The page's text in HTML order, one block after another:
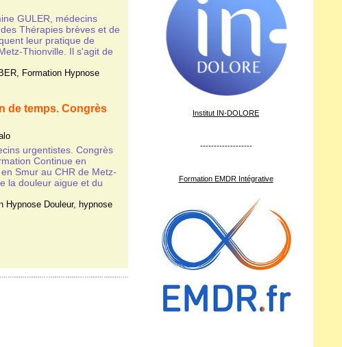
GULER, médecins
Thérapies brèves et de
leur pratique de
Thionville. Il s'agit de
, Formation Hypnose
de temps. Congrès
urgentistes. Congrès
Continue en
Smur au CHR de Metz-
la douleur aigue et du
Hypnose Douleur, hypnose
Institut IN-DOLORE
-------------------
Formation EMDR Intégrative